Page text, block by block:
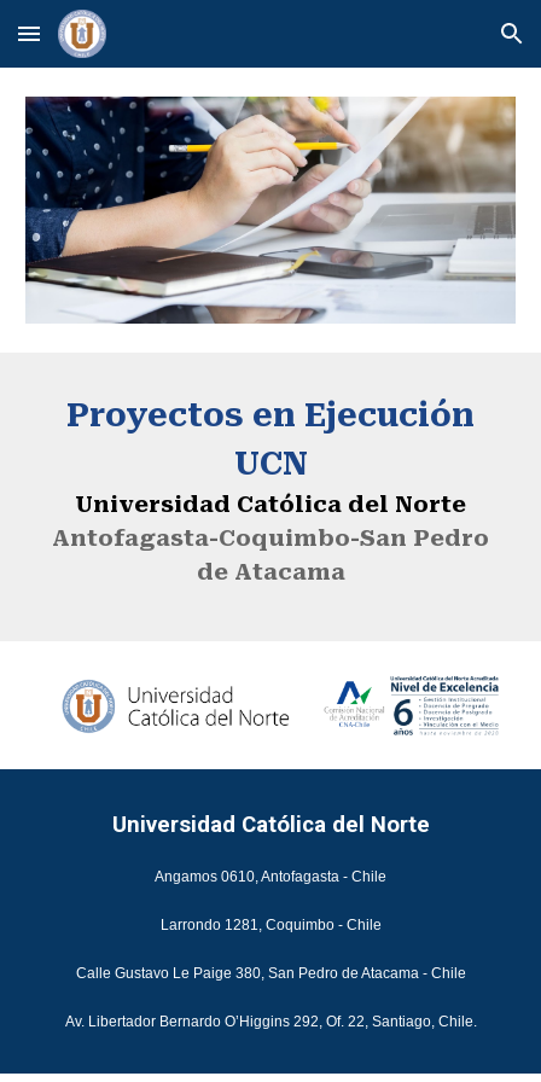
Skip to main content Skip to navigation
Proyectos en Ejecución
UCN
Universidad Católica del Norte
Antofagasta-Coquimbo-San Pedro
de Atacama
Universidad Católica del Norte
Angamos 0610, Antofagasta - Chile
Larrondo 1281, Coquimbo - Chile
Calle Gustavo Le Paige 380, San Pedro de Atacama - Chile
Av. Libertador Bernardo O’Higgins 292, Of. 22, Santiago, Chile.